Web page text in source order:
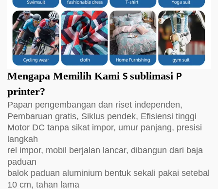
Mengapa Memilih Kami S sublimasi P
printer?
Papan pengembangan dan riset independen,
Pembaruan gratis, Siklus pendek, Efisiensi tinggi
Motor DC tanpa sikat impor, umur panjang, presisi
langkah
rel impor, mobil berjalan lancar, dibangun dari baja
paduan
balok paduan aluminium bentuk sekali pakai setebal
10 cm, tahan lama